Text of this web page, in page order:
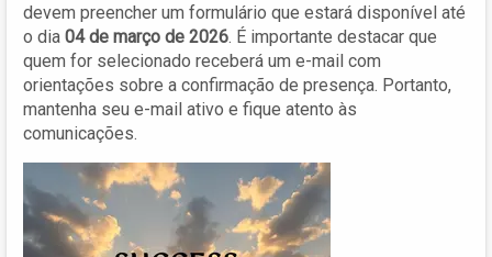
devem preencher um formulário que estará disponível até
o dia 04 de março de 2026. É importante destacar que
quem for selecionado receberá um e-mail com
orientações sobre a confirmação de presença. Portanto,
mantenha seu e-mail ativo e fique atento às
comunicações.